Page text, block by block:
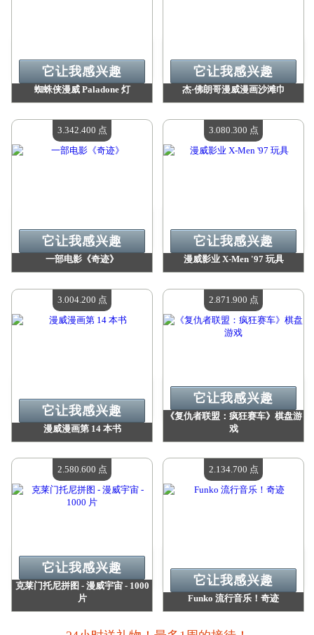
蜘蛛侠漫威 Paladone 灯
现有数量：4
它让我感兴趣
杰·佛朗哥漫威漫画沙滩巾
现有数量：4
它让我感兴趣
一部电影《奇迹》
现有数量：4
它让我感兴趣
3.342.400 点
漫威影业 X-Men '97 玩具
现有数量：4
它让我感兴趣
3.080.300 点
漫威漫画第 14 本书
现有数量：4
它让我感兴趣
3.004.200 点
《复仇者联盟：疯狂赛车》棋盘游
戏
现有数量：4
它让我感兴趣
2.871.900 点
克莱门托尼拼图 - 漫威宇宙 - 1000
片
现有数量： 4
它让我感兴趣
2.580.600 点
Funko 流行音乐！奇迹
现有数量：
它让我感兴趣
2.134.700 点